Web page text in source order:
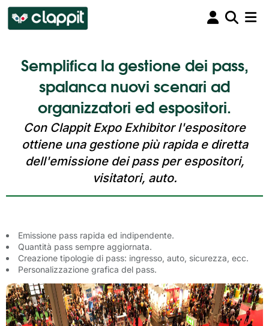
Semplifica la gestione dei pass,
spalanca nuovi scenari ad
organizzatori ed espositori.
Con Clappit Expo Exhibitor l'espositore
ottiene una gestione più rapida e diretta
dell'emissione dei pass per espositori,
visitatori, auto.
Emissione pass rapida ed indipendente.
Quantità pass sempre aggiornata.
Creazione tipologie di pass: ingresso, auto, sicurezza, ecc.
Personalizzazione grafica del pass.